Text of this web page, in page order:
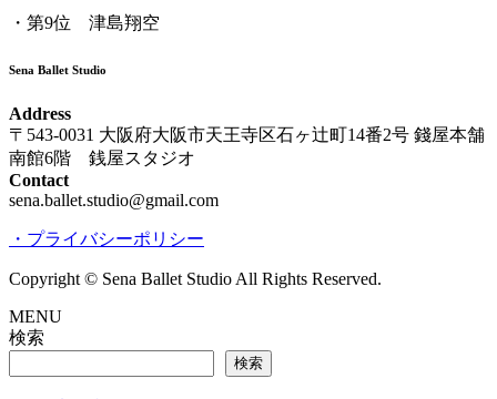
・第9位 津島翔空
Sena Ballet Studio
Address
〒543-0031 大阪府大阪市天王寺区石ヶ辻町14番2号 錢屋本舗
南館6階 銭屋スタジオ
Contact
sena.ballet.studio@gmail.com
・プライバシーポリシー
Copyright © Sena Ballet Studio All Rights Reserved.
MENU
検索
検索